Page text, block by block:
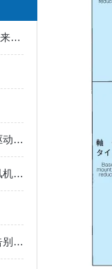
FR-F840-0.75K三菱变频器买回来第一步该做什么？开箱验收与上电检查清单
工业传动选这款——三菱伺服驱动器，用着省心
高转矩启动！三菱变频器助力风机、泵类负载高效运行
三菱噪声滤波器：高效滤波，告别工业电磁干扰